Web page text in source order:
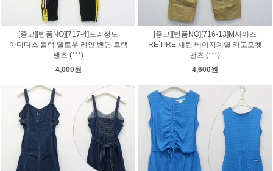
[중고][반품NO][717-4]프리정도
아디다스 블랙 옐로우 라인 밴딩 트랙
팬츠 (***)
4,000원
[중고][반품NO][716-13]M사이즈
RE`PRE 새틴 베이지계열 카고포켓
팬츠 (***)
4,600원